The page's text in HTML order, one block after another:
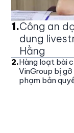
1.Công an
dung
Hằng
2.Hàng loạt bài
VinGroup bị gỡ
phạm bản